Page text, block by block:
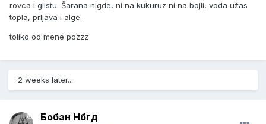
rovca i glistu. Šarana nigde, ni na kukuruz ni na bojli, voda užas
topla, prljava i alge.
toliko od mene pozzz
2 weeks later...
Бобан Нбгд